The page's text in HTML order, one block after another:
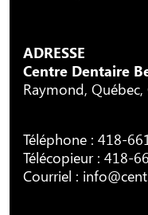
ADRESSE
Centre Dentaire
Raymond, Québec,
Téléphone : 418-
Télécopieur : 418-
Courriel :